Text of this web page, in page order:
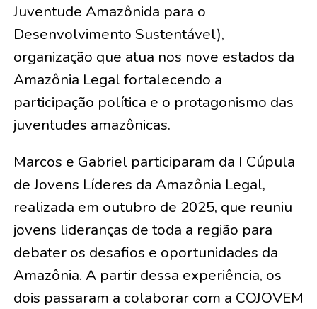
Juventude Amazônida para o
Desenvolvimento Sustentável),
organização que atua nos nove estados da
Amazônia Legal fortalecendo a
participação política e o protagonismo das
juventudes amazônicas.
Marcos e Gabriel participaram da I Cúpula
de Jovens Líderes da Amazônia Legal,
realizada em outubro de 2025, que reuniu
jovens lideranças de toda a região para
debater os desafios e oportunidades da
Amazônia. A partir dessa experiência, os
dois passaram a colaborar com a COJOVEM